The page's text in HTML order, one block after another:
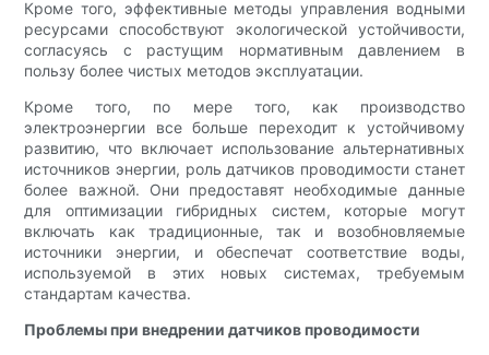
Кроме того, эффективные методы управления водными
ресурсами способствуют экологической устойчивости,
согласуясь с растущим нормативным давлением в
пользу более чистых методов эксплуатации.
Кроме того, по мере того, как производство
электроэнергии все больше переходит к устойчивому
развитию, что включает использование альтернативных
источников энергии, роль датчиков проводимости станет
более важной. Они предоставят необходимые данные
для оптимизации гибридных систем, которые могут
включать как традиционные, так и возобновляемые
источники энергии, и обеспечат соответствие воды,
используемой в этих новых системах, требуемым
стандартам качества.
Проблемы при внедрении датчиков проводимости